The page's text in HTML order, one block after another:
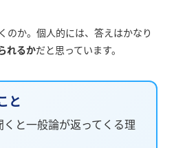
のか。個人的には、答えはかなり
れるかだと思っています。
と
と一般論が返ってくる理